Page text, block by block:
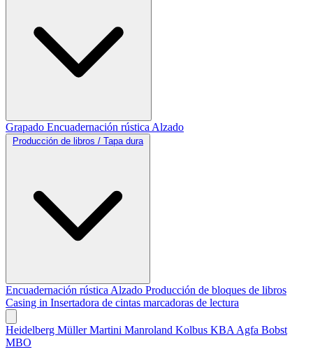
Grapado Encuadernación rústica Alzado
Producción de libros / Tapa dura
Encuadernación rústica Alzado Producción de bloques de libros
Casing in Insertadora de cintas marcadoras de lectura
Heidelberg Müller Martini Manroland Kolbus KBA Agfa Bobst
MBO